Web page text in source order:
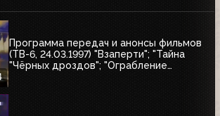
Программа передач и анонсы фильмов
(ТВ-6, 24.03.1997) "Взаперти"; "Тайна
"Чёрных дроздов"; "Ограбление